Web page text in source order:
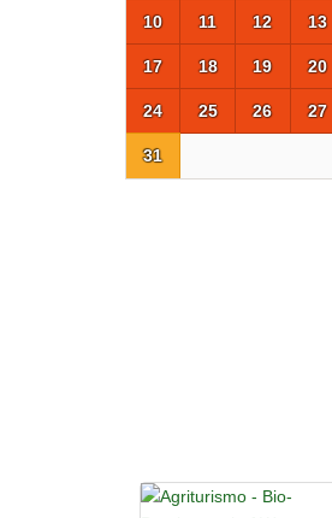
10 11 12 13
17 18 19 20
24 25 26 27
31